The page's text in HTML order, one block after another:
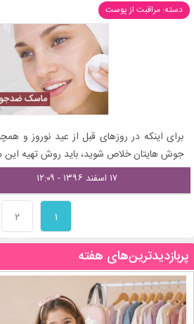
دسته: مراقبت از پوست
برای اینکه در روزهای قبل از عید نوروز و
جوش هایتان خلاص شوید، باید روش تهیه این
۱۷ اسفند ۱۳۹۶ - ۱۲:۰۹
۱ ۲
پربازدیدترین‌های هفته